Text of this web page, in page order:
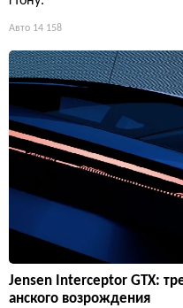
Авто 14 158
Jensen Interceptor GTX:
анского возрождения